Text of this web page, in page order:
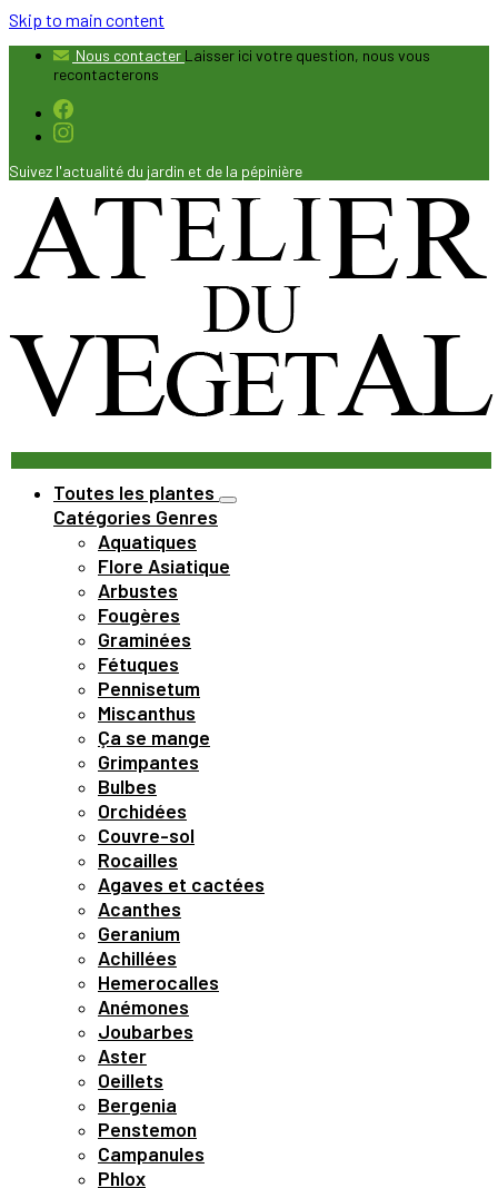
Skip to main content
Nous contacter Laisser ici votre question, nous vous
recontacterons
Suivez l'actualité du jardin et de la pépinière
Toutes les plantes
Catégories Genres
Aquatiques
Flore Asiatique
Arbustes
Fougères
Graminées
Fétuques
Pennisetum
Miscanthus
Ça se mange
Grimpantes
Bulbes
Orchidées
Couvre-sol
Rocailles
Agaves et cactées
Acanthes
Geranium
Achillées
Hemerocalles
Anémones
Joubarbes
Aster
Oeillets
Bergenia
Penstemon
Campanules
Phlox